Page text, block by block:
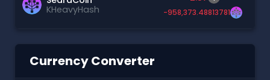
KHeavyHash
-958,373.48813781
Currency Converter